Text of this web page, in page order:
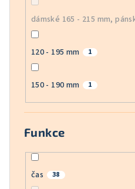
dámské 165 - 215 mm,
120 - 195 mm 1
150 - 190 mm 1
Funkce
čas 38